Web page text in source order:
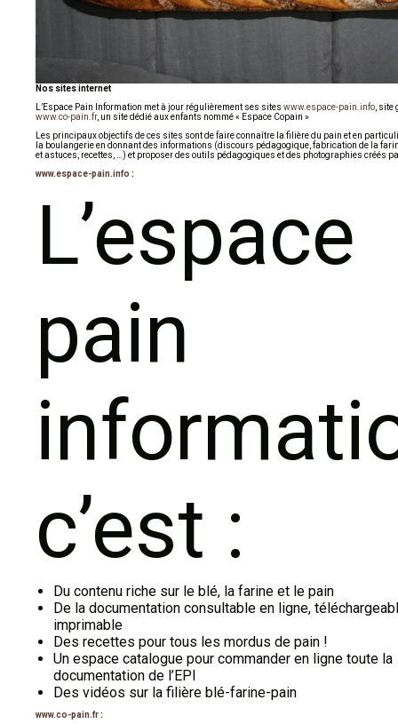
Nos sites internet
L’Espace Pain Information met à jour régulièrement ses sites www.espace-pain.info ,
www.co-pain.fr, un site dédié aux enfants nommé « Espace Copain »
Les principaux objectifs de ces sites sont de faire connaître la filière du pain et en
la boulangerie en donnant des informations (discours pédagogique, fabrication de la
et astuces, recettes, …) et proposer des outils pédagogiques et des photographies créés
www.espace-pain.info :
L’espace
pain
c’est :
Du contenu riche sur le blé, la farine et le pain
De la documentation consultable en ligne,
imprimable
Des recettes pour tous les mordus de pain !
Un espace catalogue pour commander en ligne toute la
documentation de l’EPI
Des vidéos sur la filière blé-farine-pain
www.co-pain.fr: